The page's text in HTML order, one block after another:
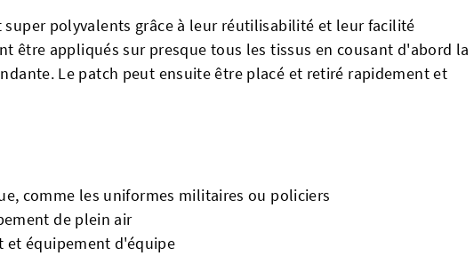
super polyvalents grâce à leur réutilisabilité et leur facilité
être appliqués sur presque tous les tissus en cousant d'abord la
Le patch peut ensuite être placé et retiré rapidement et
comme les uniformes militaires ou policiers
de plein air
et équipement d'équipe